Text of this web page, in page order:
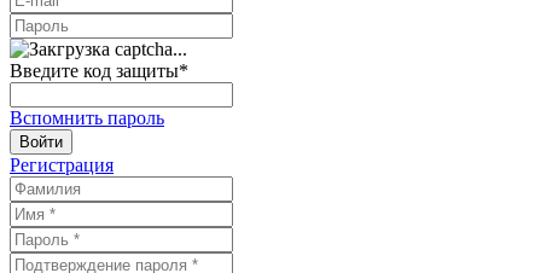
Введите код защиты*
Вспомнить пароль
Войти
Регистрация